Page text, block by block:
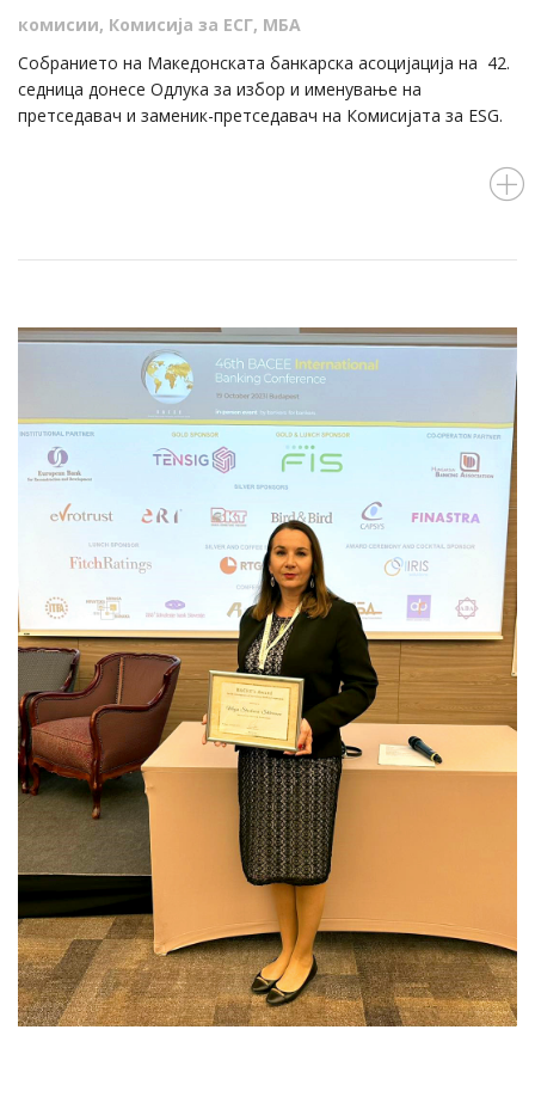
комисии, Комисија за ЕСГ, МБА
Собранието на Македонската банкарска асоцијација на 42.
седница донесе Одлука за избор и именување на
претседавач и заменик-претседавач на Комисијата за ESG.